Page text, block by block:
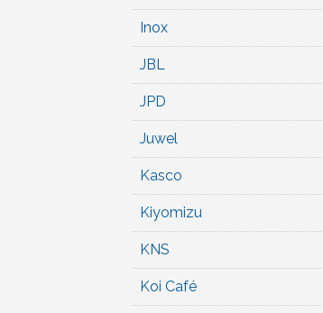
Inox
JBL
JPD
Juwel
Kasco
Kiyomizu
KNS
Koi Café